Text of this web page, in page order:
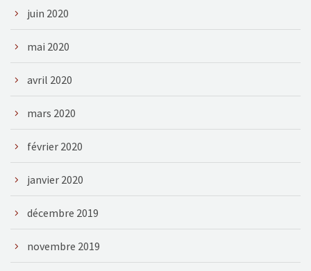
juin 2020
mai 2020
avril 2020
mars 2020
février 2020
janvier 2020
décembre 2019
novembre 2019